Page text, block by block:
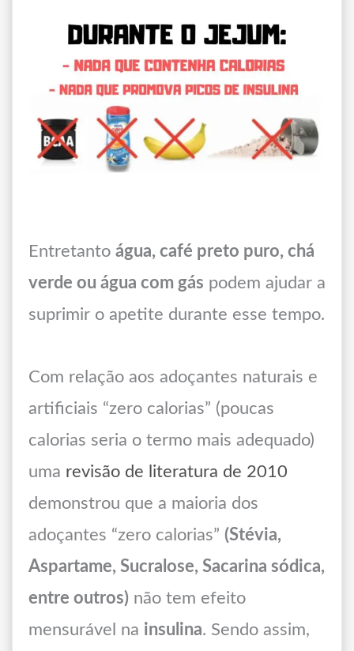
Entretanto água, café preto puro, chá
verde ou água com gás podem ajudar a
suprimir o apetite durante esse tempo.
Com relação aos adoçantes naturais e
artificiais “zero calorias” (poucas
calorias seria o termo mais adequado)
uma revisão de literatura de 2010
demonstrou que a maioria dos
adoçantes “zero calorias” (Stévia,
Aspartame, Sucralose, Sacarina sódica,
entre outros) não tem efeito
mensurável na insulina. Sendo assim,